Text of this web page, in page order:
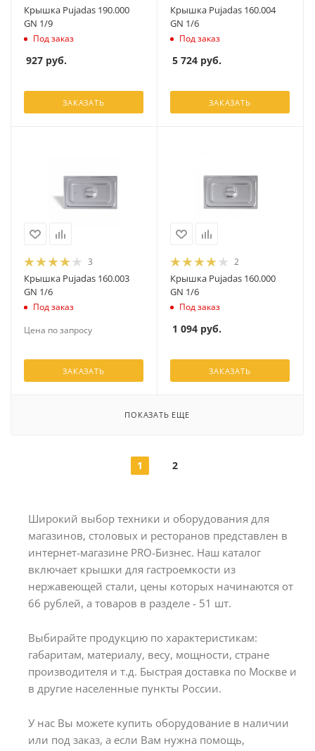
Крышка Pujadas 190.000
GN 1/9
Под заказ
927 руб.
ЗАКАЗАТЬ
Крышка Pujadas 160.004
GN 1/6
Под заказ
5 724 руб.
ЗАКАЗАТЬ
3
Крышка Pujadas 160.003
GN 1/6
Под заказ
Цена по запросу
ЗАКАЗАТЬ
2
Крышка Pujadas 160.000
GN 1/6
Под заказ
1 094 руб.
ЗАКАЗАТЬ
ПОКАЗАТЬ ЕЩЕ
1 2
Широкий выбор техники и оборудования для
магазинов, столовых и ресторанов представлен в
интернет-магазине PRO-Бизнес. Наш каталог
включает крышки для гастроемкости из
нержавеющей стали, цены которых начинаются от
66 рублей, а товаров в разделе - 51 шт.
Выбирайте продукцию по характеристикам:
габаритам, материалу, весу, мощности, стране
производителя и т.д. Быстрая доставка по Москве и
в другие населенные пункты России.
У нас Вы можете купить оборудование в наличии
или под заказ, а если Вам нужна помощь,